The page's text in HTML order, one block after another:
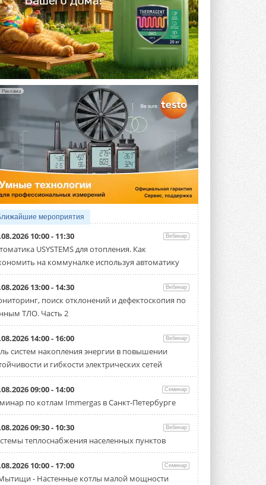
Китайская Shenling представила
линейку тепловых насосов
«воздух-вода» на R290
Серия ThermaX R290 All-In-One
включает три модели ...
4 АВГУСТА 2026
Тепловые насосы в связке с
солнечной генерацией и
накопителем снижают
потребление на 60%
Исследователи из Италии установили ...
4 АВГУСТА 2026
«РУСКЛИМАТ Fest 2026» в Уфе
собрал свыше 700 профи
климатической отрасли
Организатором выступил торгово-
производственный холдинг ...
3 АВГУСТА 2026
«Датарк» испытал модульный
ЦОД с плотностью 54 кВт на
стойку
Испытания прошли на собственной
производственной площадке и были ...
3 АВГУСТА 2026
Samsung выпускает VRF-
систему DVM на R32
Линейка включает семь типоразмеров
производительностью от 22,4 до 56 кВт.
Суммарная длина трубопроводов ...
«СиСофт Девелопмент» подвел
итоги конкурса студенческих
проектов «ТИМ-лидеры 2026»
Новый сезон конкурса «ТИМ-лидеры»
стартует уже в сентябре 2026 года ...
3 АВГУСТА 2026
«Русклимат» укрепляет
партнёрство за Уралом
Президент Омского землячества в
Москве Михаил Тимошенко посетил
Омск с трёхдневным рабочим визитом ...
Реклама
мероприятия
10:00 - 11:30 Вебинар
USYSTEMS для отопления. Как
на коммуналке используя автоматику
13:00 - 14:30 Вебинар
поиск отклонений и дефектоскопия по
ТЛО. Часть 2
14:00 - 16:00 Вебинар
систем накопления энергии в повышении
и гибкости электрических сетей
09:00 - 14:00 Семинар
по котлам Immergas в Санкт-Петербурге
09:30 - 10:30 Вебинар
теплоснабжения населенных пунктов
10:00 - 17:00 Семинар
- Настенные котлы малой мощности